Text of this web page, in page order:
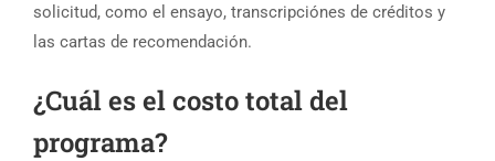
solicitud, como el ensayo, transcripciónes de créditos y
las cartas de recomendación.
¿Cuál es el costo total del
programa?